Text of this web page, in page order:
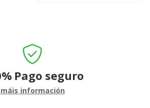
Pago seguro
máis información